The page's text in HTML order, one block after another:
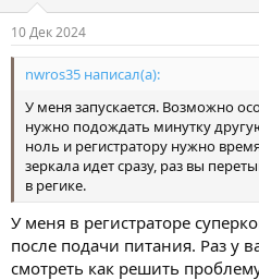
:
10 Дек 2024
nwros35 написал(а):
У меня запускается. Возможно
нужно подождать минутку
ноль и регистратору нужно
зеркала идет сразу, раз вы
в регике.
У меня в регистраторе
после подачи питания. Раз у
смотреть как решить